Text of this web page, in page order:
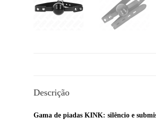
Descrição
Gama de piadas KINK: silêncio e